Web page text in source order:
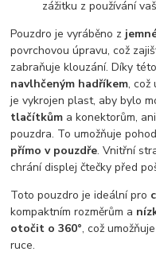
zážitku z používání
Pouzdro je vyráběno z
povrchovou úpravu, což
zabraňuje klouzání. Díky
navlhčeným hadříkem, což
je vykrojen plast, aby bylo
tlačítkům a konektorům,
pouzdra. To umožňuje
přímo v pouzdře. Vnitřní
chrání displej čtečky před
Toto pouzdro je ideální pro
kompaktním rozměrům a
otočit o 360°, což
ruce.